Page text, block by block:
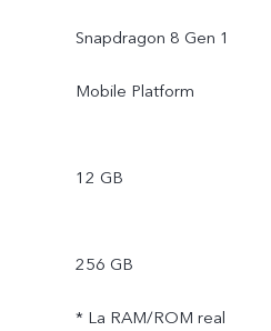
Snapdragon 8 Gen 1
Mobile Platform
12 GB
256 GB
* La RAM/ROM real